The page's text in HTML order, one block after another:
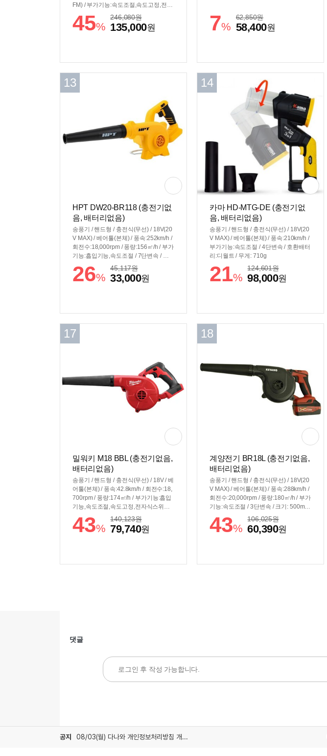
FM) / 부가기능:속도조절,속도고정,전자
식스위치 / 작동시간:(5.0Ah)10분 / 무게:
3.1kg
45%
246,080원
135,000원 7%
62,850원
58,400원
13
HPT DW20-BR118 (충전기없
음, 배터리없음)
송풍기 / 핸드형 / 충전식(무선) / 18V(20
V MAX) / 베어툴(본체) / 풍속:252km/h /
회전수:18,000rpm / 풍량:156㎥/h / 부가
기능:흡입기능,속도조절 / 7단변속 / 호
환배터리:디월트 / 무게: 1.15kg
26%
45,117원
33,000원
14
카마 HD-MTG-DE (충전기없
음, 배터리없음)
송풍기 / 핸드형 / 충전식(무선) / 18V(20
V MAX) / 베어툴(본체) / 풍속:210km/h /
부가기능:속도조절 / 4단변속 / 호환배터
리:디월트 / 무게: 710g
21%
124,601원
98,000원
17
밀워키 M18 BBL (충전기없음,
배터리없음)
송풍기 / 핸드형 / 충전식(무선) / 18V / 베
어툴(본체) / 풍속:42.8km/h / 회전수:18,
700rpm / 풍량:174㎥/h / 부가기능:흡입
기능,속도조절,속도고정,전자식스위치 /
3단변속 / 무게: 1.2kg
43%
140,123원
79,740원
18
계양전기 BR18L (충전기없음,
배터리없음)
송풍기 / 핸드형 / 충전식(무선) / 18V(20
V MAX) / 베어툴(본체) / 풍속:288km/h /
회전수:20,000rpm / 풍량:180㎥/h / 부가
기능:속도조절 / 3단변속 / 크기: 500mm
43%
106,025원
60,390원
댓글
공지 08/03(월) 다나와 개인정보처리방침 개정 안내